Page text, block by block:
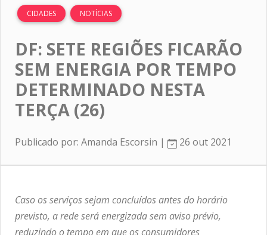
CIDADES NOTÍCIAS
DF: SETE REGIÕES FICARÃO
SEM ENERGIA POR TEMPO
DETERMINADO NESTA
TERÇA (26)
Publicado por: Amanda Escorsin | 26 out 2021
Caso os serviços sejam concluídos antes do horário
previsto, a rede será energizada sem aviso prévio,
reduzindo o tempo em que os consumidores